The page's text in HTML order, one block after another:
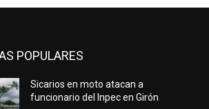
POPULARES
Sicarios en moto atacan a
funcionario del Inpec en Girón